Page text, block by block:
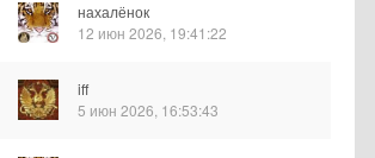
нахалёнок
12 июн 2026, 19:41:22
iff
5 июн 2026, 16:53:43